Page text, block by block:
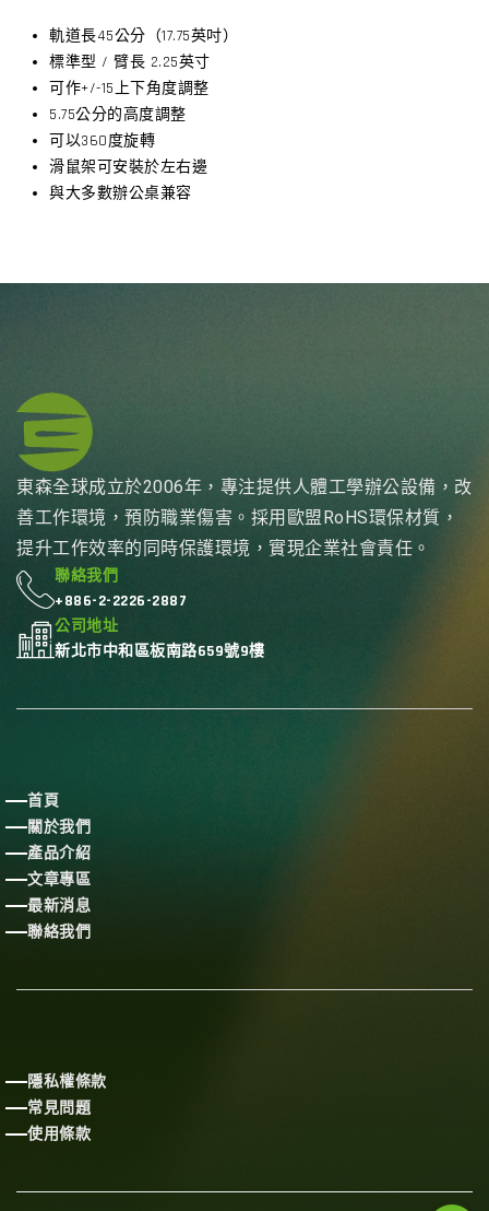
軌道長45公分（17.75英吋）
標準型 / 臂長 2.25英寸
可作+/-15上下角度調整
5.75公分的高度調整
可以360度旋轉
滑鼠架可安裝於左右邊
與大多數辦公桌兼容
東森全球成立於2006年，專注提供人體工學辦公設備，改
善工作環境，預防職業傷害。採用歐盟RoHS環保材質，
提升工作效率的同時保護環境，實現企業社會責任。
聯絡我們
+886-2-2226-2887
公司地址
新北市中和區板南路659號9樓
首頁
關於我們
產品介紹
文章專區
最新消息
聯絡我們
隱私權條款
常見問題
使用條款